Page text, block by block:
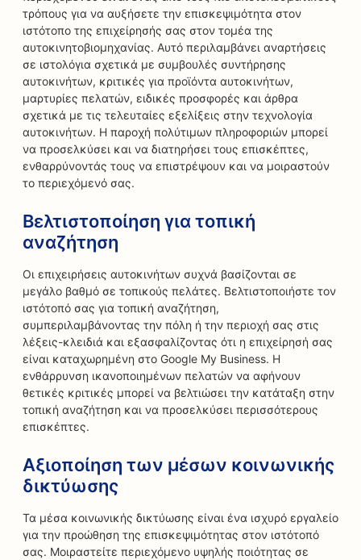
τρόπους για να αυξήσετε την επισκεψιμότητα στον
ιστότοπο της επιχείρησής σας στον τομέα της
αυτοκινητοβιομηχανίας. Αυτό περιλαμβάνει αναρτήσεις
σε ιστολόγια σχετικά με συμβουλές συντήρησης
αυτοκινήτων, κριτικές για προϊόντα αυτοκινήτων,
μαρτυρίες πελατών, ειδικές προσφορές και άρθρα
σχετικά με τις τελευταίες εξελίξεις στην τεχνολογία
αυτοκινήτων. Η παροχή πολύτιμων πληροφοριών μπορεί
να προσελκύσει και να διατηρήσει τους επισκέπτες,
ενθαρρύνοντάς τους να επιστρέψουν και να μοιραστούν
το περιεχόμενό σας.
Βελτιστοποίηση για τοπική
αναζήτηση
Οι επιχειρήσεις αυτοκινήτων συχνά βασίζονται σε
μεγάλο βαθμό σε τοπικούς πελάτες. Βελτιστοποιήστε τον
ιστότοπό σας για τοπική αναζήτηση,
συμπεριλαμβάνοντας την πόλη ή την περιοχή σας στις
λέξεις-κλειδιά και εξασφαλίζοντας ότι η επιχείρησή σας
είναι καταχωρημένη στο Google My Business. Η
ενθάρρυνση ικανοποιημένων πελατών να αφήνουν
θετικές κριτικές μπορεί να βελτιώσει την κατάταξη στην
τοπική αναζήτηση και να προσελκύσει περισσότερους
επισκέπτες.
Αξιοποίηση των μέσων κοινωνικής
δικτύωσης
Τα μέσα κοινωνικής δικτύωσης είναι ένα ισχυρό εργαλείο
για την προώθηση της επισκεψιμότητας στον ιστότοπό
σας. Μοιραστείτε περιεχόμενο υψηλής ποιότητας σε